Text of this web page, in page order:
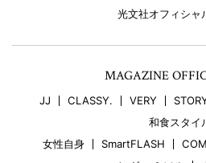
光文社オフィシャ
MAGAZINE
JJ CLASSY. VERY
和食スタイ
女性自身
SmartFLASH